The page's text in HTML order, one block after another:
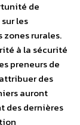
de
les
zones rurales.
à la sécurité
preneurs de
des
auront
des dernières